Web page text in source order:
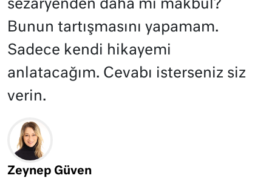
sezaryenden daha mı makbul?
Bunun tartışmasını yapamam.
Sadece kendi hikayemi
anlatacağım. Cevabı isterseniz siz
verin.
Zeynep Güven